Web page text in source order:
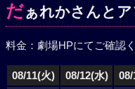
だぁれかさんとア
料金：劇場HPにてご確認く
08/11(火) 08/12(水)